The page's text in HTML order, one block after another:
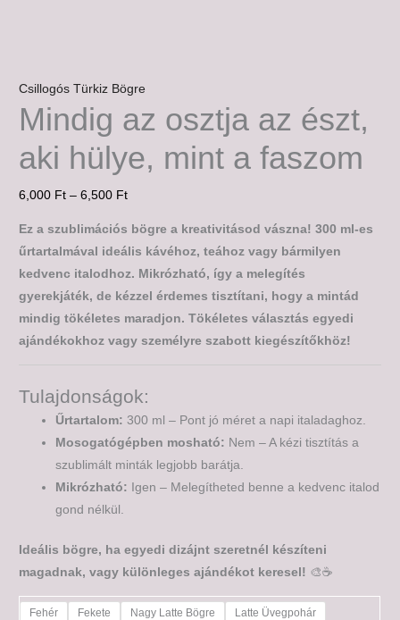
Csillogós Türkiz Bögre
Mindig az osztja az észt,
aki hülye, mint a faszom
6,000 Ft – 6,500 Ft
Ez a szublimációs bögre a kreativitásod vászna! 300 ml-es
űrtartalmával ideális kávéhoz, teához vagy bármilyen
kedvenc italodhoz. Mikrózható, így a melegítés
gyerekjáték, de kézzel érdemes tisztítani, hogy a mintád
mindig tökéletes maradjon. Tökéletes választás egyedi
ajándékokhoz vagy személyre szabott kiegészítőkhöz!
Tulajdonságok:
Űrtartalom: 300 ml – Pont jó méret a napi italadaghoz.
Mosogatógépben mosható: Nem – A kézi tisztítás a
szublimált minták legjobb barátja.
Mikrózható: Igen – Melegítheted benne a kedvenc italod
gond nélkül.
Ideális bögre, ha egyedi dizájnt szeretnél készíteni
magadnak, vagy különleges ajándékot keresel! 🎨☕
Fehér Fekete Nagy Latte Bögre
Latte Üvegpohár